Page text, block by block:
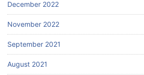
December 2022
November 2022
September 2021
August 2021